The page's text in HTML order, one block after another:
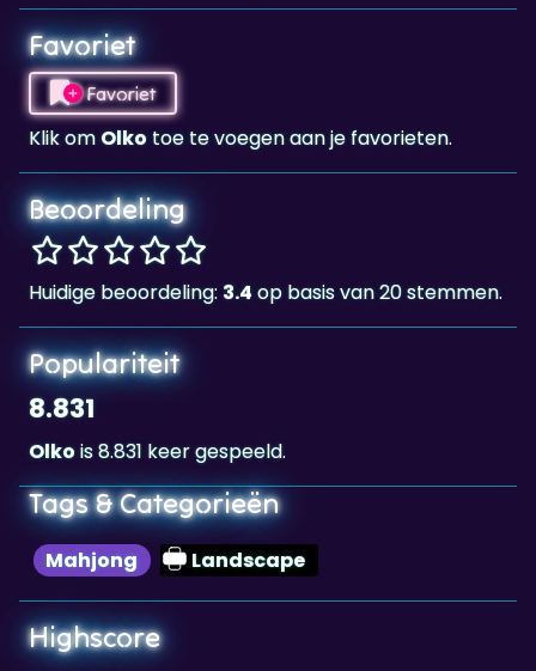
Favoriet
Klik omOlkotoe te voegen aan je favorieten.
Beoordeling
Huidige beoordeling:
Populariteit
8.831
Olkois 8.831 keer gespeeld.
Tags & Categorieën
Mahjong Landscape
Highscore
32,594